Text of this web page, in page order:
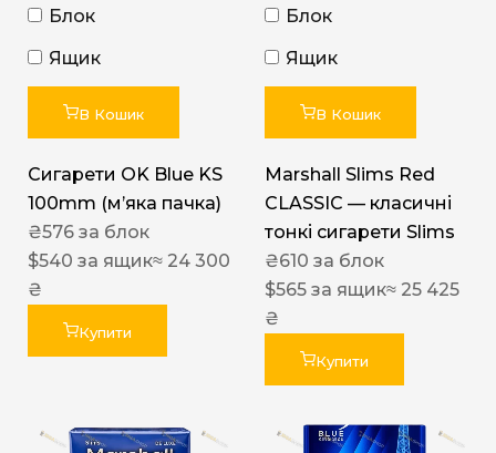
Блок
Ящик
В Кошик
Сигарети OK Blue KS
100mm (м’яка пачка)
₴576 за блок
$540 за ящик≈ 24 300
₴
Купити
Блок
Ящик
В Кошик
Marshall Slims Red
CLASSIC — класичні
тонкі сигарети Slims
₴610 за блок
$565 за ящик≈ 25 425
₴
Купити